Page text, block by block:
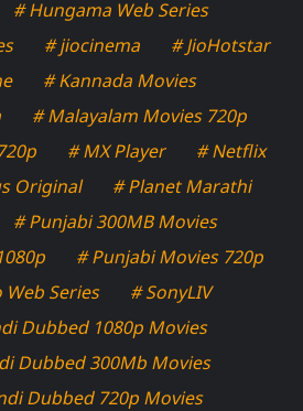
# Hungama Web Series
# jiocinema
# JioHotstar
# Kannada Movies
# Malayalam Movies 720p
# MX Player
# Netflix
Original
# Planet Marathi
# Punjabi 300MB Movies
# Punjabi Movies 720p
Series
# SonyLIV
Dubbed 1080p Movies
Dubbed 300Mb Movies
Dubbed 720p Movies